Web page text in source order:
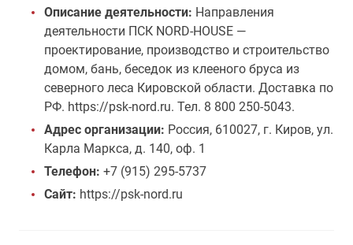
Описание деятельности: Направления
деятельности ПСК NORD-HOUSE —
проектирование, производство и строительство
домом, бань, беседок из клееного бруса из
северного леса Кировской области. Доставка по
РФ. https://psk-nord.ru. Тел. 8 800 250-5043.
Адрес организации: Россия, 610027, г. Киров, ул.
Карла Маркса, д. 140, оф. 1
Телефон: +7 (915) 295-5737
Сайт: https://psk-nord.ru